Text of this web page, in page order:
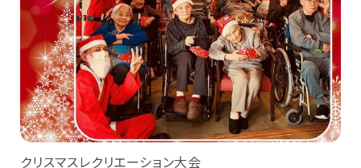
クリスマスレクリエーション大会